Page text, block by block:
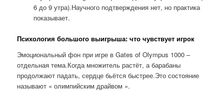
6 до 9 утра).Научного подтверждения нет, но практика
показывает.
Психология большого выигрыша: что чувствует игрок
Эмоциональный фон при игре в Gates of Olympus 1000 –
отдельная тема.Когда множитель растёт, а барабаны
продолжают падать, сердце бьётся быстрее.Это состояние
называют « олимпийским драйвом ».